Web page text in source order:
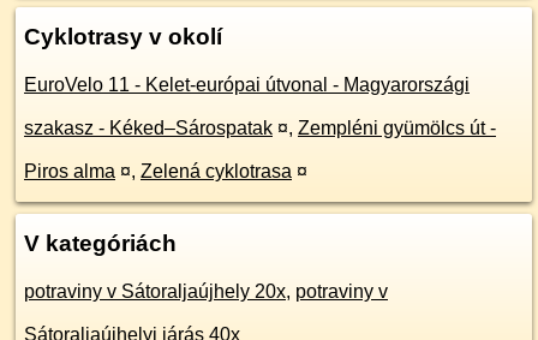
Cyklotrasy v okolí
EuroVelo 11 - Kelet-európai útvonal - Magyarországi
szakasz - Kéked–Sárospatak ¤, Zempléni gyümölcs út -
Piros alma ¤, Zelená cyklotrasa ¤
V kategóriách
potraviny v Sátoraljaújhely 20x, potraviny v
Sátoraljaújhelyi járás 40x